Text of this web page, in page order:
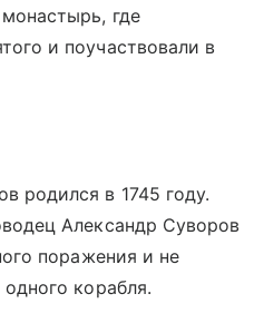
где
и поучаствовали в
родился в 1745 году.
Александр Суворов
поражения и не
корабля.